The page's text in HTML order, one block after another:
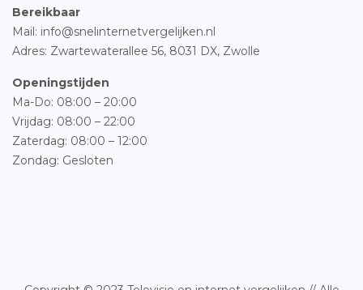
Bereikbaar
Mail: info@snelinternetvergelijken.nl
Adres: Zwartewaterallee 56, 8031 DX, Zwolle
Openingstijden
Ma-Do: 08:00 – 20:00
Vrijdag: 08:00 – 22:00
Zaterdag: 08:00 – 12:00
Zondag: Gesloten